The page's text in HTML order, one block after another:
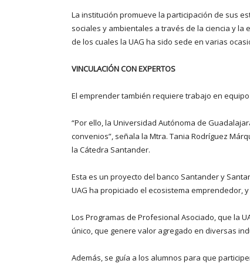
La institución promueve la participación de sus
sociales y ambientales a través de la ciencia y la
de los cuales la UAG ha sido sede en varias
VINCULACIÓN CON EXPERTOS
El emprender también requiere trabajo en
“Por ello, la Universidad Autónoma de
convenios”, señala la Mtra. Tania Rodríguez
la Cátedra Santander.
Esta es un proyecto del banco Santander y
UAG ha propiciado el ecosistema emprendedor,
Los Programas de Profesional Asociado, que la
único, que genere valor agregado en diversas
Además, se guía a los alumnos para que